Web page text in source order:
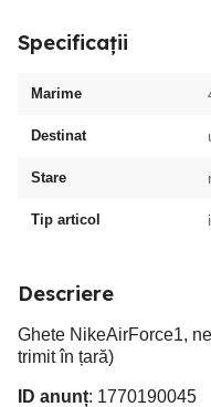
Specificații
Marime
Destinat
Stare
Tip articol
Descriere
Ghete NikeAirForce1,
trimit în țară)
ID anunț: 1770190045